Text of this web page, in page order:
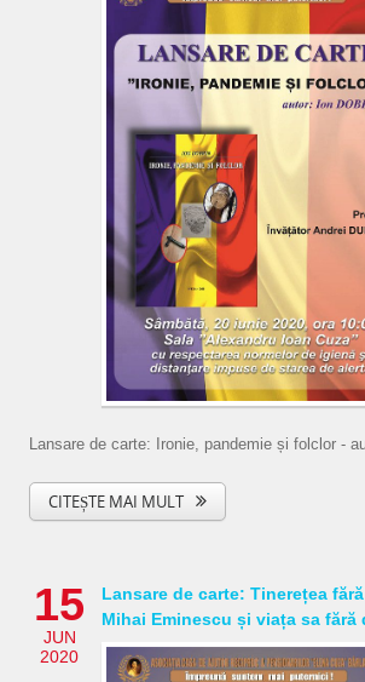
Lansare de carte: Ironie, pandemie și folclor -
CITEȘTE MAI MULT
15
JUN
2020
Lansare de carte: Tinerețea
Mihai Eminescu și viața sa fără